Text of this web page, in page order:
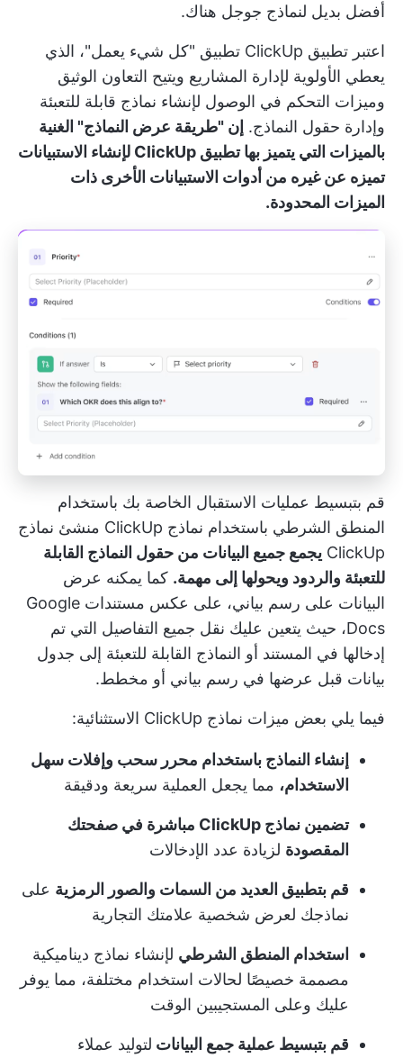
أفضل بديل لنماذج جوجل هناك.
اعتبر تطبيق ClickUp تطبيق "كل شيء يعمل"، الذي
يعطي الأولوية لإدارة المشاريع ويتيح التعاون الوثيق
وميزات التحكم في الوصول لإنشاء نماذج قابلة للتعبئة
وإدارة حقول النماذج. إن "طريقة عرض النماذج" الغنية
بالميزات التي يتميز بها تطبيق ClickUp لإنشاء الاستبيانات
تميزه عن غيره من أدوات الاستبيانات الأخرى ذات
الميزات المحدودة.
قم بتبسيط عمليات الاستقبال الخاصة بك باستخدام
المنطق الشرطي باستخدام نماذج ClickUp
منشئ نماذج
ClickUp يجمع جميع البيانات من حقول النماذج القابلة
للتعبئة والردود ويحولها إلى مهمة. كما يمكنه عرض
البيانات على رسم بياني، على عكس مستندات Google
Docs، حيث يتعين عليك نقل جميع التفاصيل التي تم
إدخالها في المستند أو النماذج القابلة للتعبئة إلى جدول
بيانات قبل عرضها في رسم بياني أو مخطط.
فيما يلي بعض ميزات نماذج ClickUp الاستثنائية:
إنشاء النماذج باستخدام محرر سحب وإفلات سهل
الاستخدام، مما يجعل العملية سريعة ودقيقة
تضمين نماذج ClickUp مباشرة في صفحتك
المقصودة لزيادة عدد الإدخالات
قم بتطبيق العديد من السمات والصور الرمزية على
نماذجك لعرض شخصية علامتك التجارية
استخدام المنطق الشرطي لإنشاء نماذج ديناميكية
مصممة خصيصًا لحالات استخدام مختلفة، مما يوفر
عليك وعلى المستجيبين الوقت
قم بتبسيط عملية جمع البيانات لتوليد عملاء